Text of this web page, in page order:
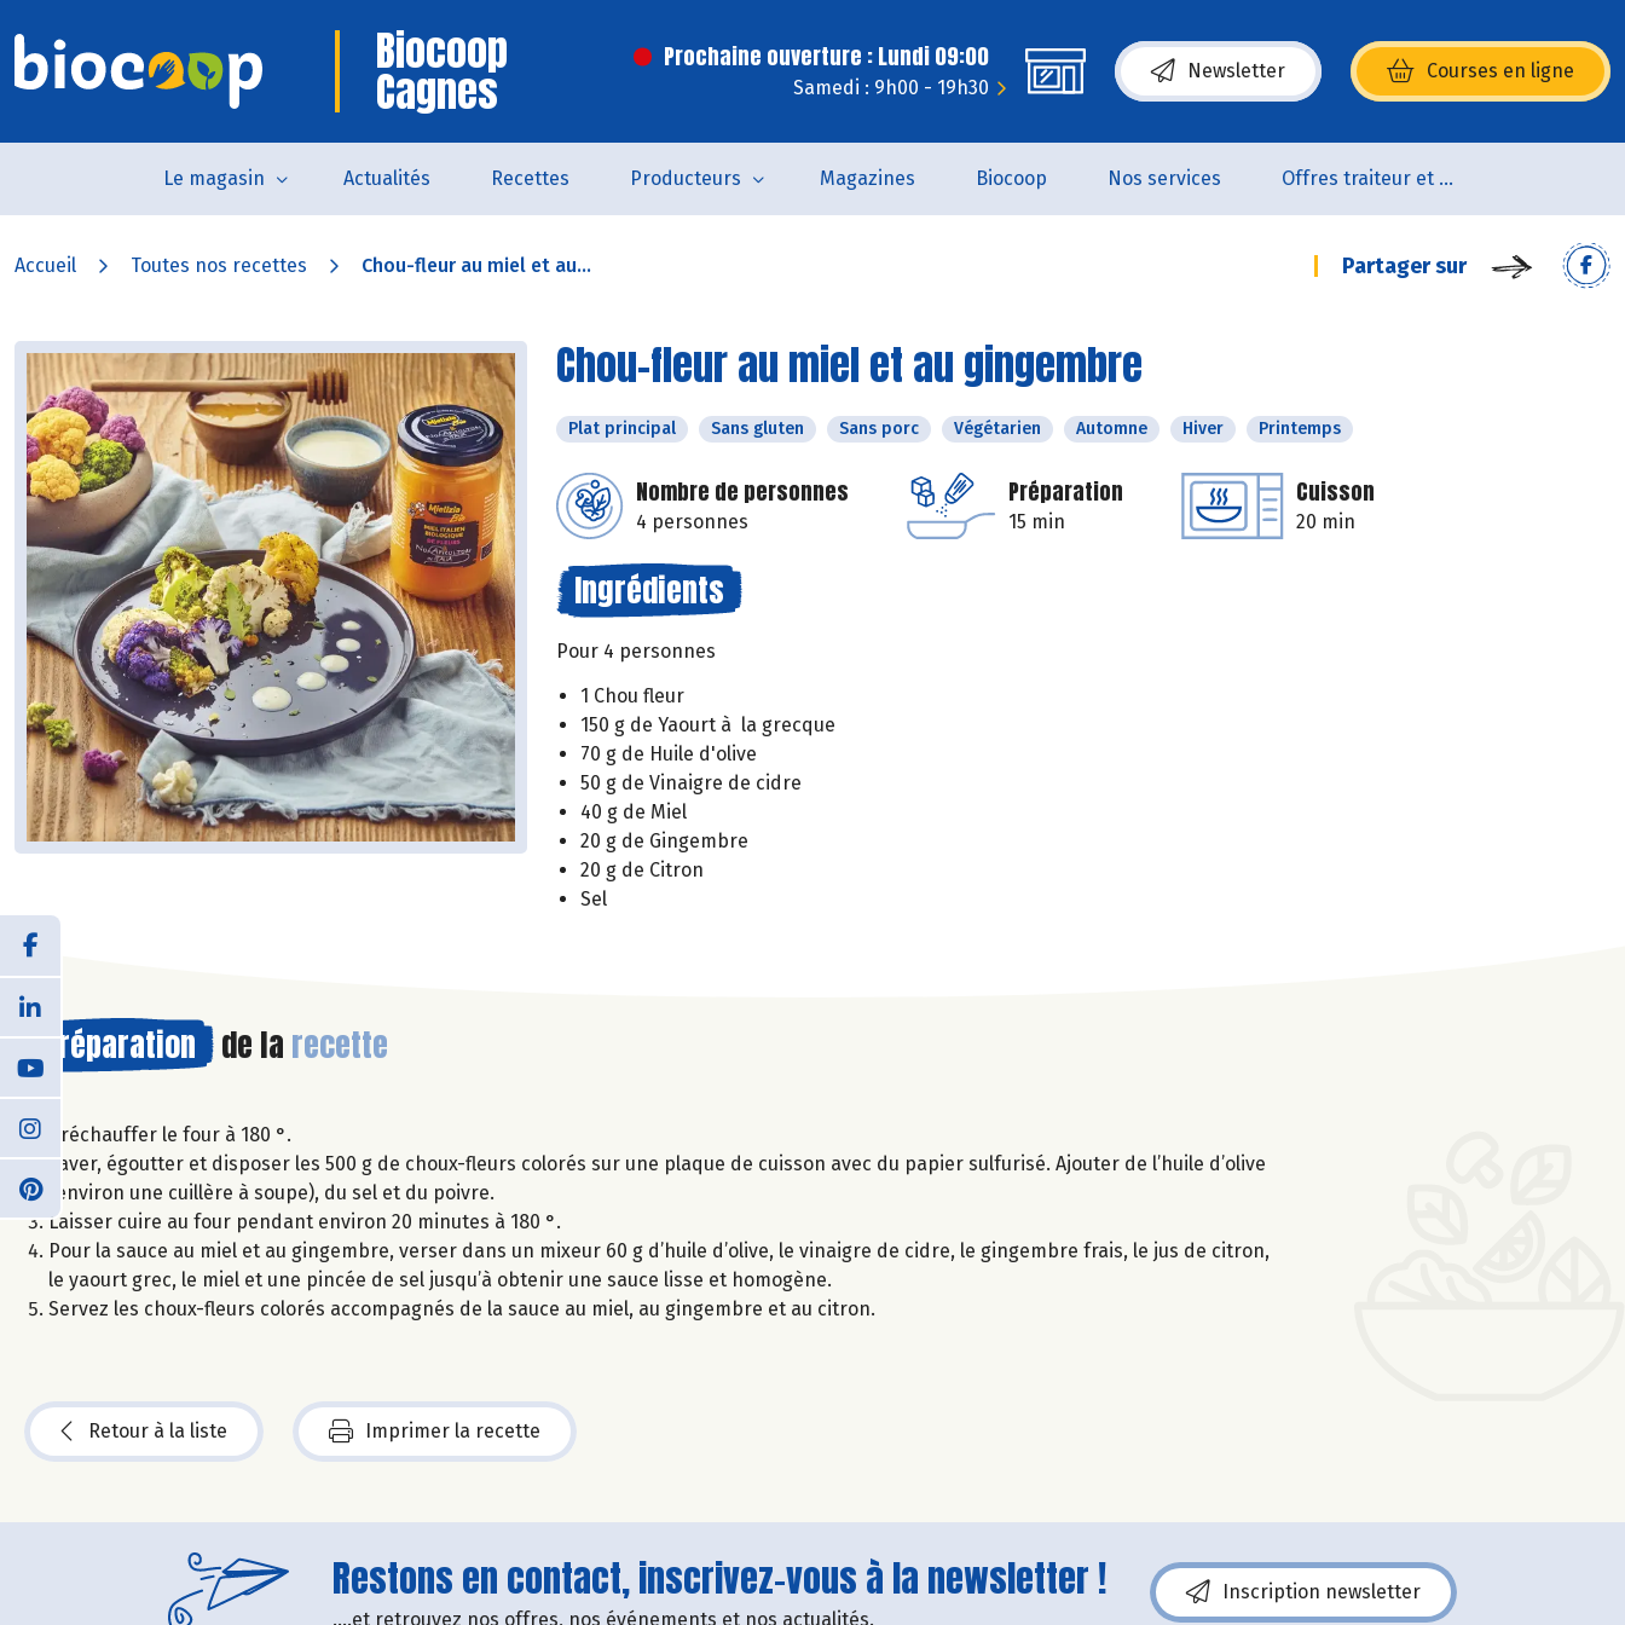
Biocoop
Cagnes
Prochaine ouverture : Lundi 09:00
Samedi : 9h00 - 19h30
Newsletter Courses en ligne
(s’ouvre dans une nouvelle fenêtre)
Le magasin Actualités Recettes Producteurs Magazines Biocoop Nos services Offres traiteur et pâtisserie
Accueil Toutes nos recettes Chou-fleur au miel et au... Partager sur
Chou-fleur au miel et au gingembre
Plat principal Sans gluten Sans porc Végétarien Automne Hiver Printemps
Nombre de personnes
4 personnes
Préparation
15 min
Cuisson
20 min
Ingrédients
Pour 4 personnes
1 Chou fleur
150 g de Yaourt à la grecque
70 g de Huile d'olive
50 g de Vinaigre de cidre
40 g de Miel
20 g de Gingembre
20 g de Citron
Sel
Préparation de la recette
Préchauffer le four à 180 °.
Laver, égoutter et disposer les 500 g de choux-fleurs colorés sur une plaque de cuisson avec du papier sulfurisé. Ajouter de l’huile d’olive
(environ une cuillère à soupe), du sel et du poivre.
Laisser cuire au four pendant environ 20 minutes à 180 °.
Pour la sauce au miel et au gingembre, verser dans un mixeur 60 g d’huile d’olive, le vinaigre de cidre, le gingembre frais, le jus de citron,
le yaourt grec, le miel et une pincée de sel jusqu’à obtenir une sauce lisse et homogène.
Servez les choux-fleurs colorés accompagnés de la sauce au miel, au gingembre et au citron.
Retour à la liste Imprimer la recette
Restons en contact, inscrivez-vous à la newsletter !
....et retrouvez nos offres, nos événements et nos actualités.
Inscription newsletter